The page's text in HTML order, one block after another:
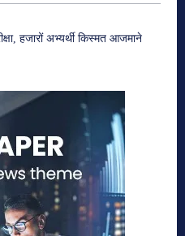
हजारों अभ्यर्थी किस्मत आजमाने